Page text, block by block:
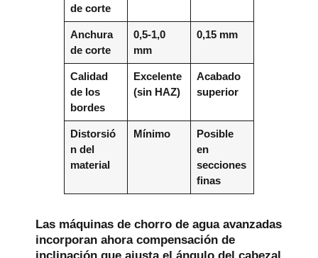
de corte
Anchura
de corte
0,5-1,0
mm
0,15 mm
Calidad
de los
bordes
Excelente
(sin HAZ)
Acabado
superior
Distorsió
n del
material
Mínimo
Posible
en
secciones
finas
Las máquinas de chorro de agua avanzadas
incorporan ahora compensación de